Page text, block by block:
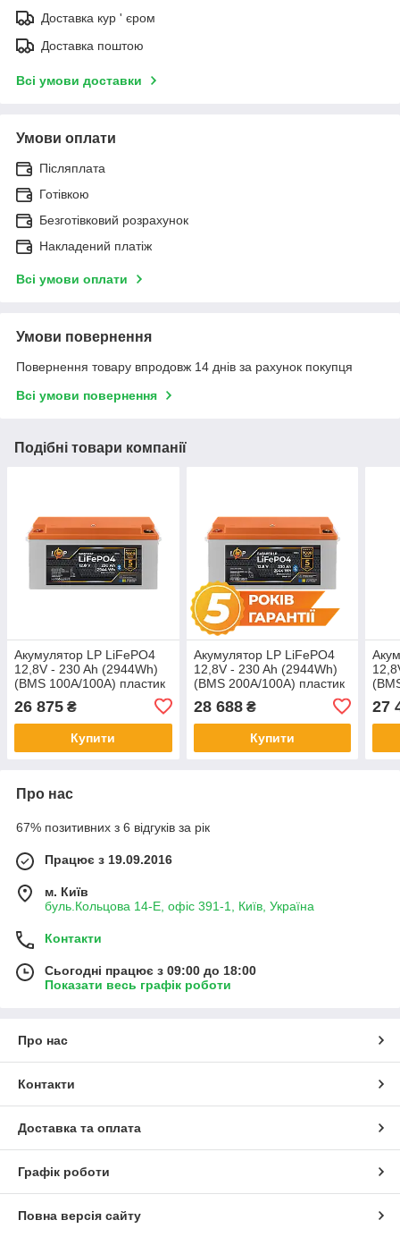
Доставка кур ' єром
Доставка поштою
Всі умови доставки
Умови оплати
Післяплата
Готівкою
Безготівковий розрахунок
Накладений платіж
Всі умови оплати
Умови повернення
Повернення товару впродовж 14 днів за рахунок покупця
Всі умови повернення
Подібні товари компанії
Акумулятор LP LiFePO4
12,8V - 230 Ah (2944Wh)
(BMS 100A/100А) пластик
26 875 ₴
Купити
Акумулятор LP LiFePO4
12,8V - 230 Ah (2944Wh)
(BMS 200A/100А) пластик
28 688₴
Купити
27
Про нас
67% позитивних з 6 відгуків за рік
Працює з 19.09.2016
м. Київ
буль.Кольцова 14-Е, офіс 391-1, Київ, Україна
Контакти
Сьогодні працює з 09:00 до 18:00
Показати весь графік роботи
Про нас
Контакти
Доставка та оплата
Графік роботи
Повна версія сайту